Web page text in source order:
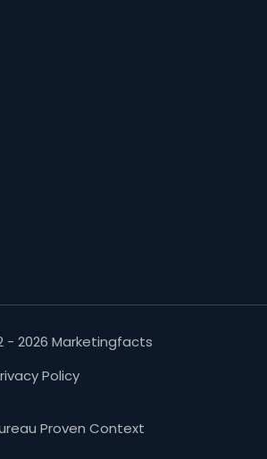
- 2026 Marketingfacts
Policy
Proven Context